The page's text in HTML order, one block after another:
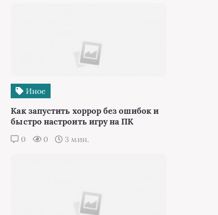
Иное
Как запустить хоррор без ошибок и
быстро настроить игру на ПК
0 0 3 мин.